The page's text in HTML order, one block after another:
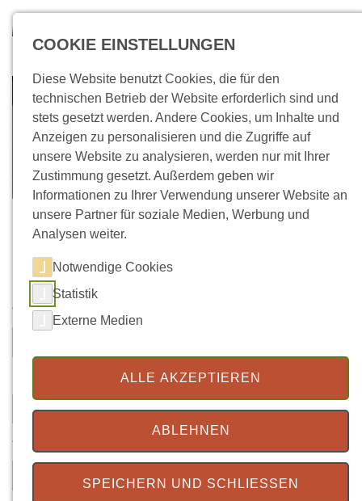
Direkt zum Inhalt
Kontaktformular
Vorname
Telefonnummer
COOKIE EINSTELLUNGEN
Diese Website benutzt Cookies, die für den
technischen Betrieb der Website erforderlich sind und
stets gesetzt werden. Andere Cookies, um Inhalte und
Anzeigen zu personalisieren und die Zugriffe auf
unsere Website zu analysieren, werden nur mit Ihrer
Zustimmung gesetzt. Außerdem geben wir
Informationen zu Ihrer Verwendung unserer Website an
unsere Partner für soziale Medien, Werbung und
Analysen weiter.
Notwendige Cookies
Statistik
Externe Medien
ALLE AKZEPTIEREN
ABLEHNEN
SPEICHERN UND SCHLIESSEN